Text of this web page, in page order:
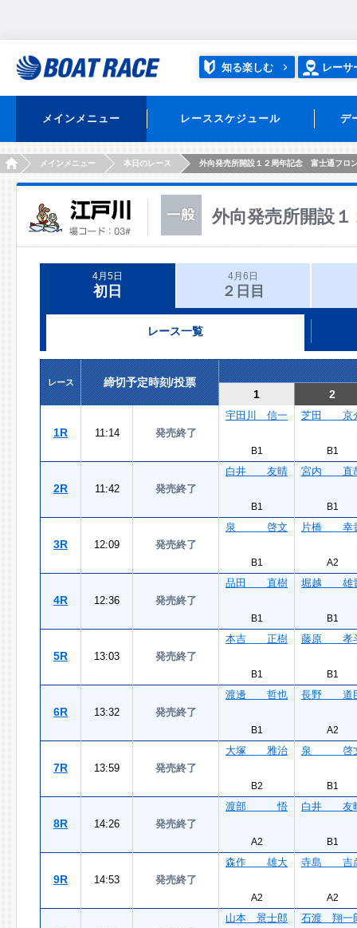
知る楽しむ レーサ
メインメニュー レーススケジュール デ
HOMEメインメニュー 本日のレース 外向発売所開設１２周年記念 富士通フロ
外向発売所開設
4月5日
初日
4月6日
２日目
レース一覧
レース
締切予定時刻/投票
1
2
1R 11:14 発売終了
宇田川 信一
B1
芝田 京
B1
2R 11:42 発売終了
白井 友晴
B1
宮内 直
B1
3R 12:09 発売終了
泉 啓文
B1
片橋 幸
A2
4R 12:36 発売終了
品田 直樹
B1
堀越 雄
B1
5R 13:03 発売終了
本吉 正樹
B1
藤原 孝
B1
6R 13:32 発売終了
渡邊 哲也
B1
長野 道
A2
7R 13:59 発売終了
大塚 雅治
B2
泉 啓
B1
8R 14:26 発売終了
渡部 悟
A2
白井 友
B1
9R 14:53 発売終了
森作 雄大
A2
寺島 吉
A2
山本 景士郎 石渡 翔一